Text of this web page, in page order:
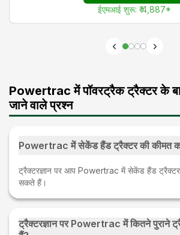
ईएमआई शुरू: ₹ 4,887*
Powertrac में पॉवरट्रैक ट्रैक्टर के
जाने वाले प्रश्न
Powertrac में सेकेंड हैंड ट्रैक्टर की कीमत
ट्रैक्टरज्ञान पर आप Powertrac में सेकेंड हैंड ट्रैक्टर
सकते हैं।
ट्रैक्टरज्ञान पर Powertrac में कितने पुराने